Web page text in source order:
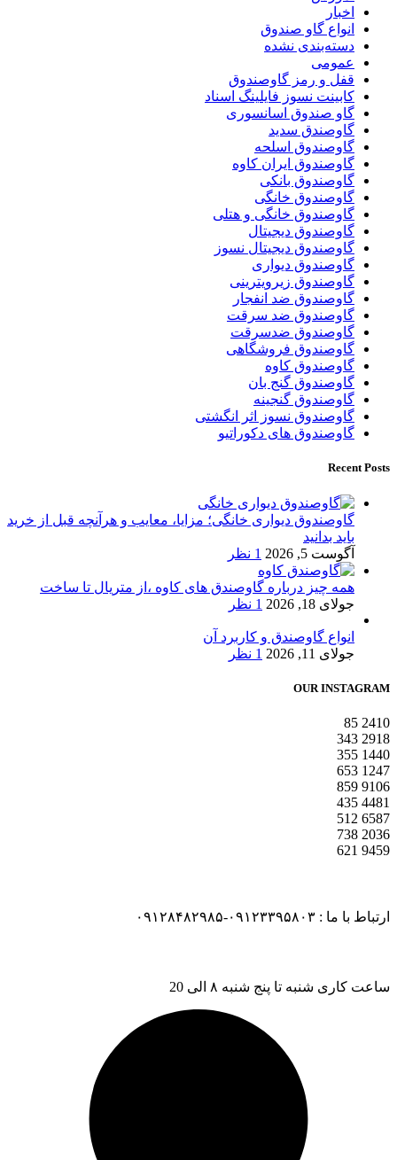
اخبار
انواع گاو صندوق
دسته‌بندی نشده
عمومی
قفل و رمز گاوصندوق
کابینت نسوز فایلینگ اسناد
گاو صندوق اسانسوری
گاوصندق سدید
گاوصندوق اسلحه
گاوصندوق ایران کاوه
گاوصندوق بانکی
گاوصندوق خانگی
گاوصندوق خانگی و هتلی
گاوصندوق دیجیتال
گاوصندوق دیجیتال نسوز
گاوصندوق دیواری
گاوصندوق زیرویترینی
گاوصندوق ضد انفجار
گاوصندوق ضد سرقت
گاوصندوق ضدسرقت
گاوصندوق فروشگاهی
گاوصندوق کاوه
گاوصندوق گنج بان
گاوصندوق گنجینه
گاوصندوق نسوز اثر انگشتی
گاوصندوق های دکوراتیو
Recent Posts
گاوصندوق دیواری خانگی؛ مزایا، معایب و هرآنچه قبل از خرید
باید بدانید
آگوست 5, 2026
1 نظر
همه چیز درباره گاوصندق های کاوه ،از متریال تا ساخت
جولای 18, 2026
1 نظر
انواع گاوصندق و کاربرد آن
جولای 11, 2026
1 نظر
OUR INSTAGRAM
2410
85
2918
343
1440
355
1247
653
9106
859
4481
435
6587
512
2036
738
9459
621
ارتباط با ما : ۰۹۱۲۳۳۹۵۸۰۳-۰۹۱۲۸۴۸۲۹۸۵
ساعت کاری شنبه تا پنج شنبه ۸ الی 20